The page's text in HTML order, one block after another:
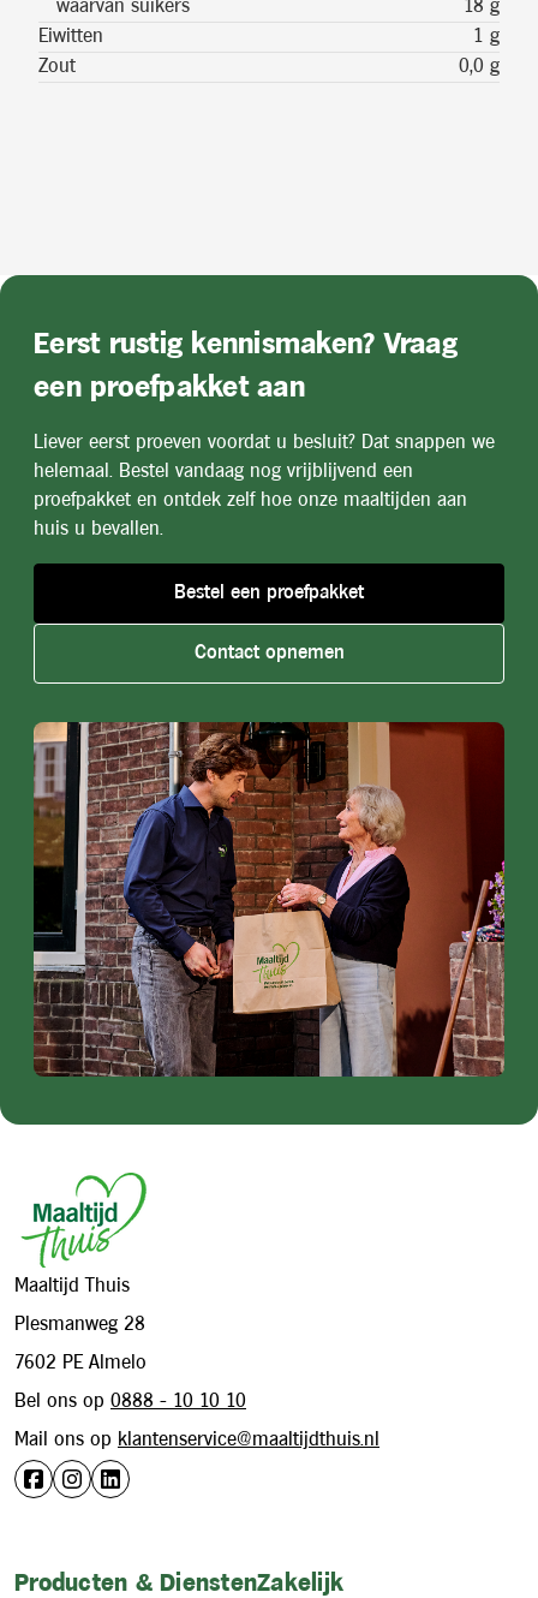
waarvan suikers
18 g
Eiwitten
1 g
Zout
0,0 g
Eerst rustig kennismaken? Vraag
een proefpakket aan
Liever eerst proeven voordat u besluit? Dat snappen we
helemaal. Bestel vandaag nog vrijblijvend een
proefpakket en ontdek zelf hoe onze maaltijden aan
huis u bevallen.
Bestel een proefpakket
Contact opnemen
Maaltijd Thuis
Plesmanweg 28
7602 PE Almelo
Bel ons op 0888 - 10 10 10
Mail ons op klantenservice@maaltijdthuis.nl
Producten & DienstenZakelijk